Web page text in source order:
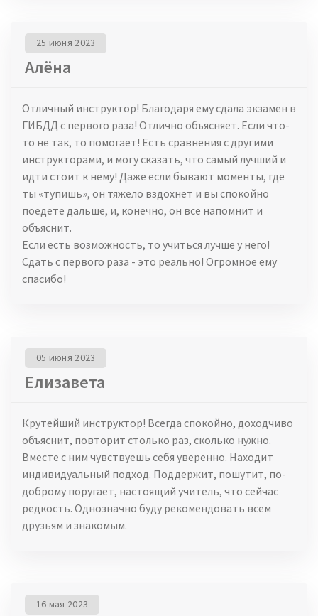
Алёна
25 июня 2023
Отличный инструктор! Благодаря ему сдала экзамен в
ГИБДД с первого раза! Отлично объясняет. Если что-
то не так, то помогает! Есть сравнения с другими
инструкторами, и могу сказать, что самый лучший и
идти стоит к нему! Даже если бывают моменты, где
ты «тупишь», он тяжело вздохнет и вы спокойно
поедете дальше, и, конечно, он всё напомнит и
объяснит.
Если есть возможность, то учиться лучше у него!
Сдать с первого раза - это реально! Огромное ему
спасибо!
Елизавета
05 июня 2023
Крутейший инструктор! Всегда спокойно, доходчиво
объяснит, повторит столько раз, сколько нужно.
Вместе с ним чувствуешь себя уверенно. Находит
индивидуальный подход. Поддержит, пошутит, по-
доброму поругает, настоящий учитель, что сейчас
редкость. Однозначно буду рекомендовать всем
друзьям и знакомым.
16 мая 2023